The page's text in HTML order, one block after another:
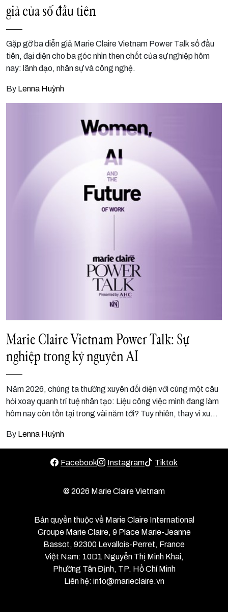
giả của số đầu tiên
Gặp gỡ ba diễn giả Marie Claire Vietnam Power Talk số đầu
tiên, đại diện cho ba góc nhìn then chốt của sự nghiệp hôm
nay: lãnh đạo, nhân sự và công nghệ.
By Lenna Huỳnh
Marie Claire Vietnam Power Talk: Sự
nghiệp trong kỷ nguyên AI
Năm 2026, chúng ta thường xuyên đối diện với cùng một câu
hỏi xoay quanh trí tuệ nhân tạo: Liệu công việc mình đang làm
hôm nay còn tồn tại trong vài năm tới? Tuy nhiên, thay vì xuất
nhận AI như một công cụ: nó đang tạo ra những nỗi lo nào, và
đồng thời đang giải quyết những nỗi lo nào cho nhân loại?
By Lenna Huỳnh
Facebook Instagram Tiktok
© 2026 Marie Claire Vietnam
Bản quyền thuộc về Marie Claire International
Groupe Marie Claire, 9 Place Marie-Jeanne
Bassot, 92300 Levallois-Perret, France
Việt Nam: 10D1 Nguyễn Thị Minh Khai,
Phường Tân Định, TP. Hồ Chí Minh
Liên hệ: info@marieclaire.vn